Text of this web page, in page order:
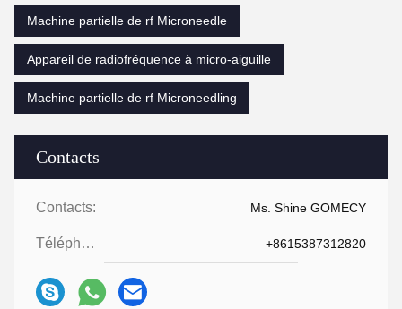
Contacts
Contacts: Ms. Shine GOMECY
Téléphone: +8615387312820
Machine partielle de rf Microneedle
Appareil de radiofréquence à micro-aiguille
Machine partielle de rf Microneedling